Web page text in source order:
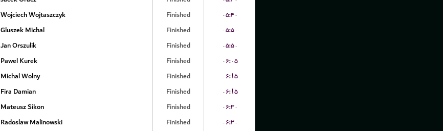
Wojciech Wojtaszczyk Finished
۰۵:۴۰
Gluszek Michal Finished
۰۵:۵۰
Jan Orszulik Finished
۰۵:۵۰
Pawel Kurek Finished
۰۶:۰۵
Michal Wolny Finished
۰۶:۱۵
Fira Damian Finished
۰۶:۱۵
Mateusz Sikon Finished
۰۶:۳۰
Radoslaw Malinowski Finished
۰۶:۳۰